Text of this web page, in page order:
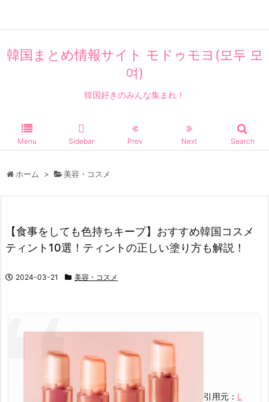
韓国まとめ情報サイト モドゥモヨ(모두 모
여)
韓国好きのみんな集まれ！
Menu Sidebar Prev Next Search
ホーム > 美容・コスメ
【食事をしても色持ちキープ】おすすめ韓国コスメ
ティント10選！ティントの正しい塗り方も解説！
2024-03-21 美容・コスメ
引用元： L